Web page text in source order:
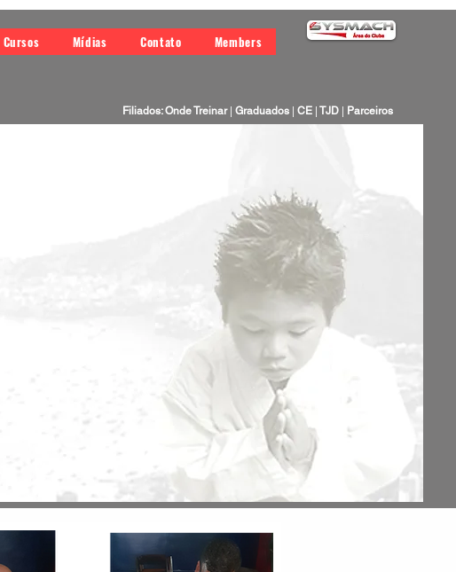
Cursos Mídias Contato Members
Filiados: Onde Treinar| Graduados CE TJD Parceiros